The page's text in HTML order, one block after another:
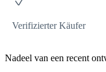
Verifizierter Käufer
Nadeel van een recent